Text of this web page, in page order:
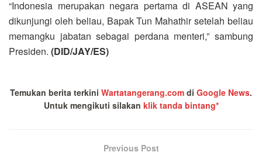
“Indonesia merupakan negara pertama di ASEAN yang
dikunjungi oleh beliau, Bapak Tun Mahathir setelah beliau
memangku jabatan sebagai perdana menteri,” sambung
Presiden. (DID/JAY/ES)
Temukan berita terkini Wartatangerang.com di Google News.
Untuk mengikuti silakan klik tanda bintang*
Previous Post